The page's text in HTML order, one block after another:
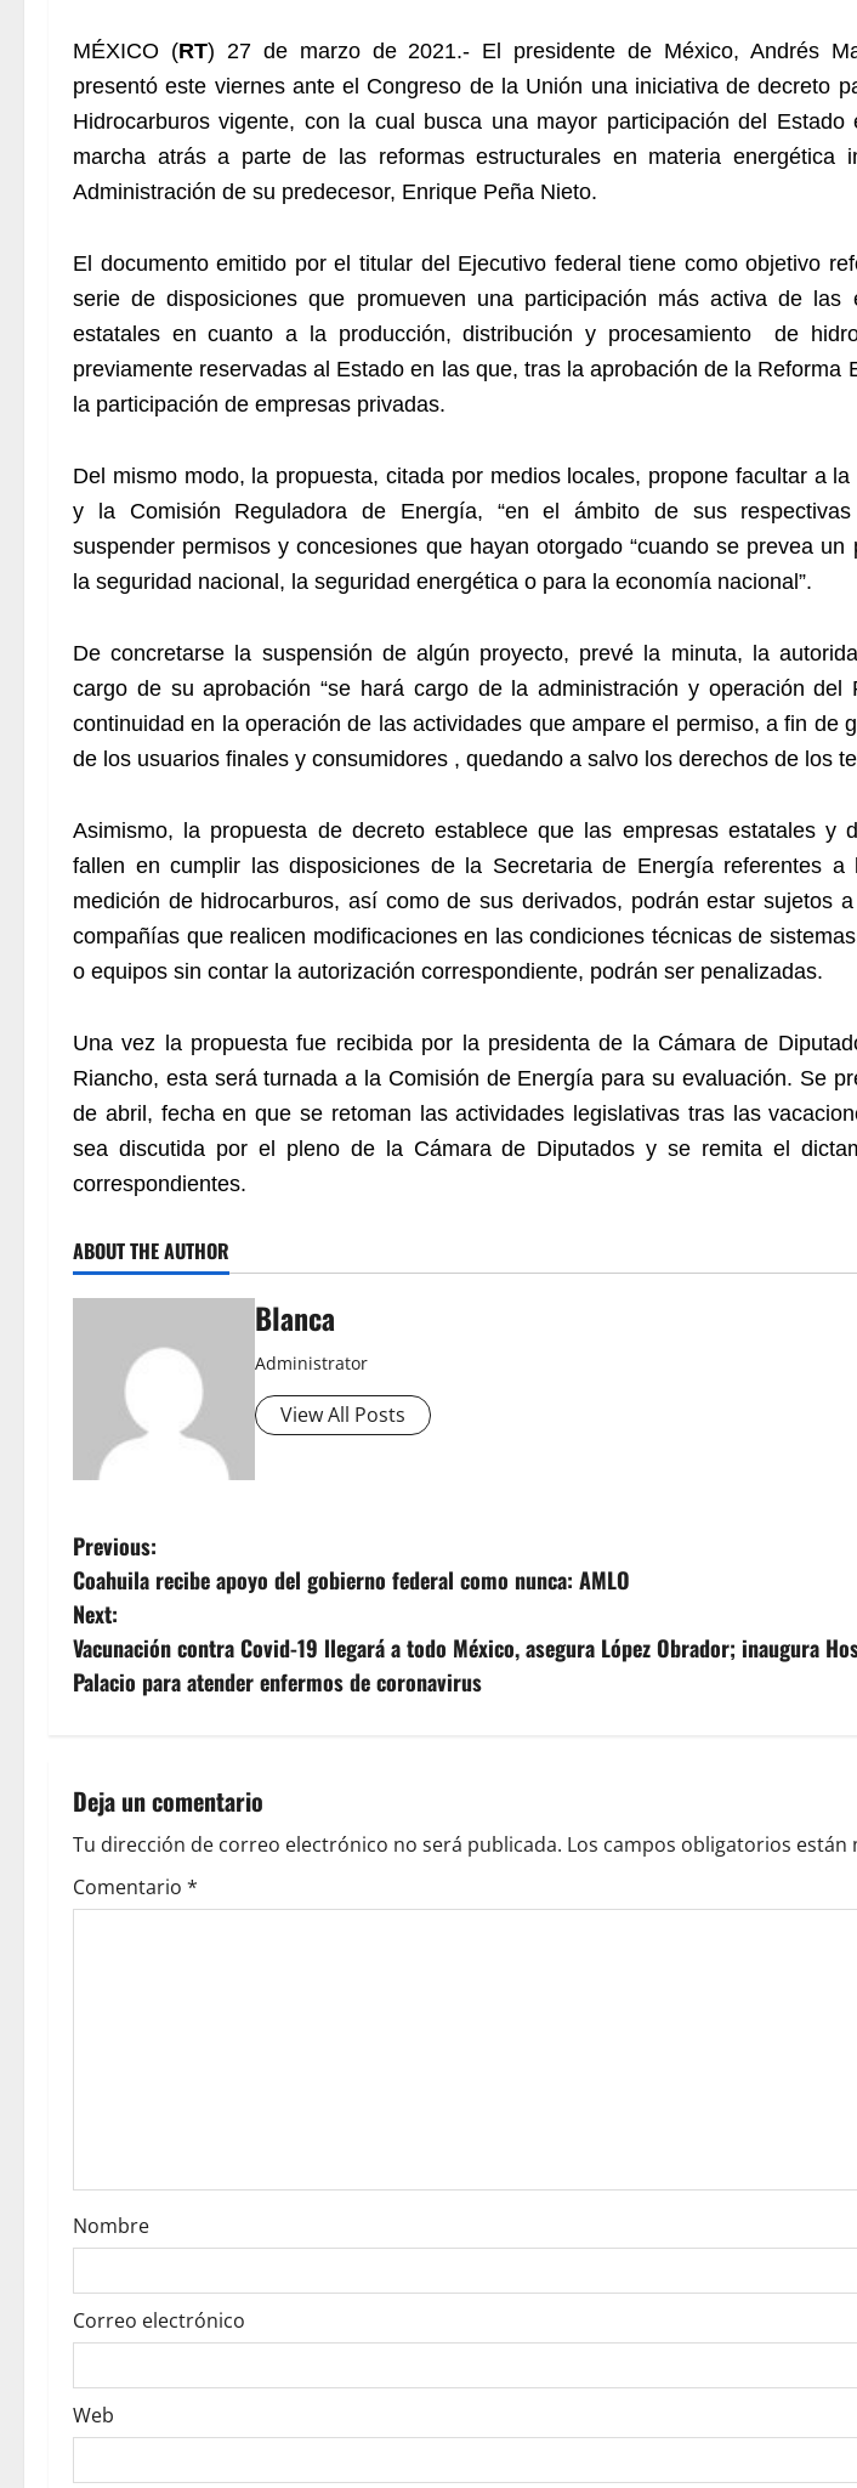
MÉXICO (RT) 27 de marzo de 2021.- El presidente de México, Andrés
presentó este viernes ante el Congreso de la Unión una iniciativa de decreto
Hidrocarburos vigente, con la cual busca una mayor participación del Estado
marcha atrás a parte de las reformas estructurales en materia energética
Administración de su predecesor, Enrique Peña Nieto.
El documento emitido por el titular del Ejecutivo federal tiene como objetivo
serie de disposiciones que promueven una participación más activa de las
estatales en cuanto a la producción, distribución y procesamiento de
previamente reservadas al Estado en las que, tras la aprobación de la Reforma
la participación de empresas privadas.
Del mismo modo, la propuesta, citada por medios locales, propone facultar a
y la Comisión Reguladora de Energía, “en el ámbito de sus respectivas
suspender permisos y concesiones que hayan otorgado “cuando se prevea un
la seguridad nacional, la seguridad energética o para la economía nacional”.
De concretarse la suspensión de algún proyecto, prevé la minuta, la
cargo de su aprobación “se hará cargo de la administración y operación del
continuidad en la operación de las actividades que ampare el permiso, a fin de
de los usuarios finales y consumidores , quedando a salvo los derechos de los
Asimismo, la propuesta de decreto establece que las empresas estatales y
fallen en cumplir las disposiciones de la Secretaria de Energía referentes a
medición de hidrocarburos, así como de sus derivados, podrán estar sujetos
compañías que realicen modificaciones en las condiciones técnicas de
o equipos sin contar la autorización correspondiente, podrán ser penalizadas.
Una vez la propuesta fue recibida por la presidenta de la Cámara de
Riancho, esta será turnada a la Comisión de Energía para su evaluación. Se
de abril, fecha en que se retoman las actividades legislativas tras las
sea discutida por el pleno de la Cámara de Diputados y se remita el
correspondientes.
ABOUT THE AUTHOR
Blanca
Administrator
View All Posts
P
o
s
t
a
v
i
n
Previous:
Coahuila recibe apoyo del gobierno federal como nunca: AMLO
Next:
Vacunación contra Covid-19 llegará a todo México, asegura López Obrador; inaugura
Palacio para atender enfermos de coronavirus
Deja un comentario
Tu dirección de correo electrónico no será publicada. Los campos obligatorios están
Comentario *
Nombre
Correo electrónico
Web